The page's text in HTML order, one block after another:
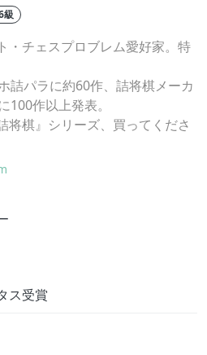
級
・チェスプロブレム愛好家。特
詰パラに約60作、詰将棋メーカ
100作以上発表。
将棋』シリーズ、買ってくださ
ス受賞